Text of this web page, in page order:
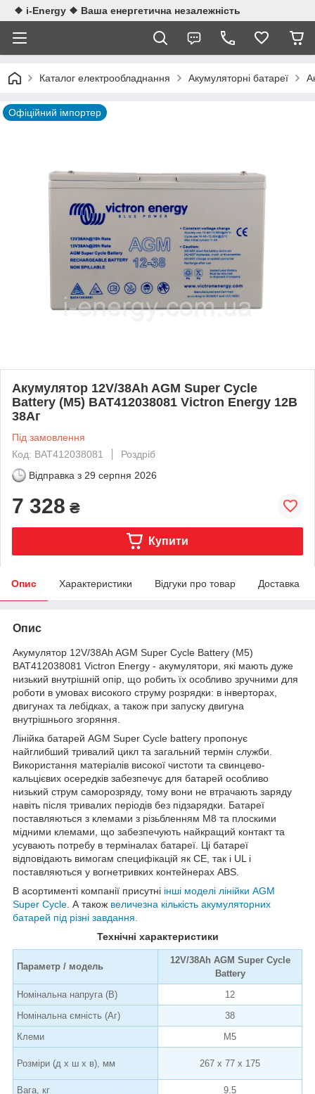
❖ i-Energy ❖ Ваша енергетична незалежність
Каталог електрообладнання Акумуляторні батареї
Офіційний імпортер
Акумулятор 12V/38Ah AGM Super Cycle
Battery (M5) BAT412038081 Victron Energy 12В
38Аг
Під замовлення
Код: BAT412038081
Роздріб
Відправка з 29 серпня 2026
7 328 ₴
Купити
Опис Характеристики Відгуки про товар Доставка
Опис
Акумулятор 12V/38Ah AGM Super Cycle Battery (M5)
BAT412038081 Victron Energy - акумулятори, які мають дуже
низький внутрішній опір, що робить їх особливо зручними для
роботи в умовах високого струму розрядки: в інверторах,
двигунах та лебідках, а також при запуску двигуна
внутрішнього згоряння.
Лінійка батарей AGM Super Cycle battery пропонує
найглибший тривалий цикл та загальний термін служби.
Використання матеріалів високої чистоти та свинцево-
кальцієвих осередків забезпечує для батарей особливо
низький струм саморозряду, тому вони не втрачають заряду
навіть після тривалих періодів без підзарядки. Батареї
поставляються з клемами з різьбленням М8 та плоскими
мідними клемами, що забезпечують найкращий контакт та
усувають потребу в терміналах батареї. Ці батареї
відповідають вимогам специфікацій як CE, так і UL і
поставляються у вогнетривких контейнерах ABS.
В асортименті компанії присутні інші моделі лінійки AGM
Super Cycle . А також величезна кількість акумуляторних
батарей під різні завдання.
Технічні характеристики
Параметр / модель
12V/38Ah AGM Super Cycle
Battery
Номінальна напруга (В)
12
Номінальна ємність (Аг)
38
Клеми
M5
Розміри (д х ш х в), мм 267 x 77 x 175
Вага, кг 9.5